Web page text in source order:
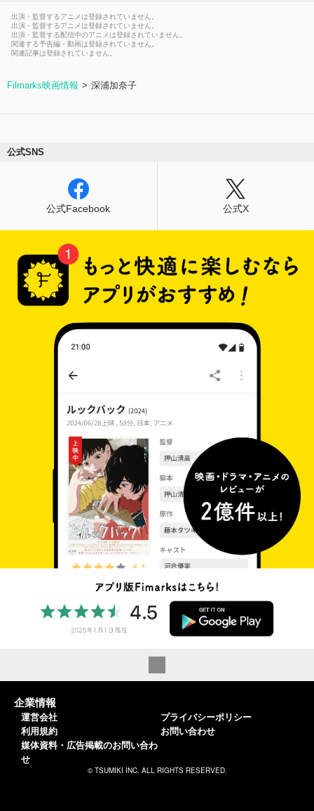
出演・監督するアニメは登録されていません。
出演・監督するアニメは登録されていません。
出演・監督する配信中のアニメは登録されていません。
関連する予告編・動画は登録されていません。
関連記事は登録されていません。
Filmarks映画情報 深浦加奈子
公式SNS
公式Facebook 公式X
企業情報
運営会社
利用規約
媒体資料・広告掲載のお問い合わ
せ
プライバシーポリシー
お問い合わせ
© TSUMIKI INC. ALL RIGHTS RESERVED.